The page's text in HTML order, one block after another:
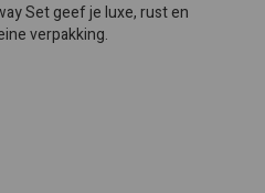
Set geef je luxe, rust en
verpakking.